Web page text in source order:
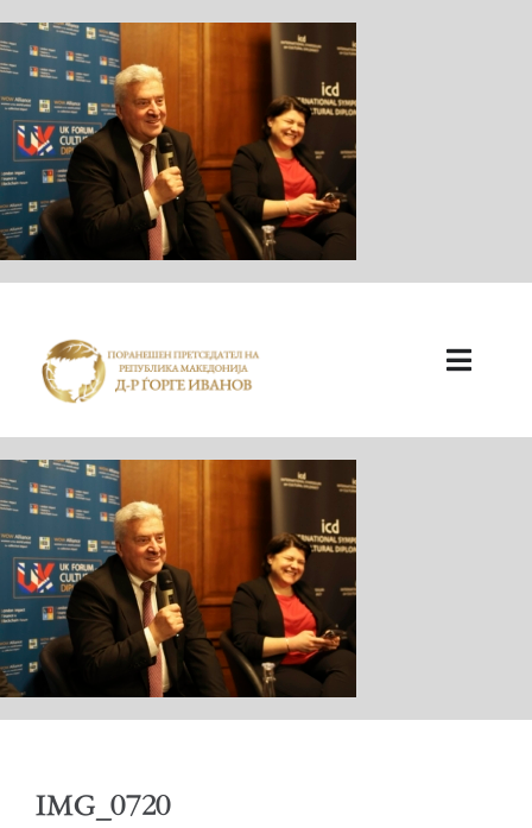
ПОЧЕТНА
КАБИНЕТ
АКТИВНОСТИ
IMG_0720